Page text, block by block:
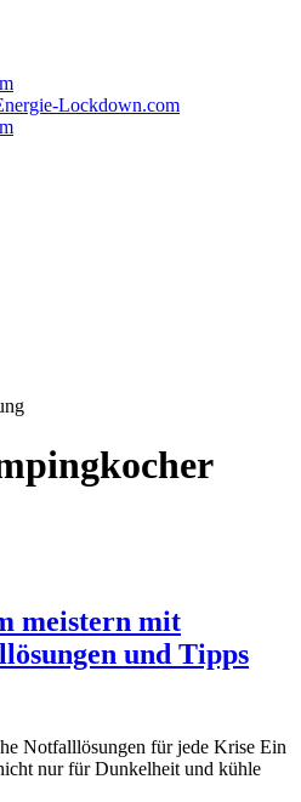
meistern mit
und Tipps
Notfalllösungen für jede Krise Ein
nur für Dunkelheit und kühle